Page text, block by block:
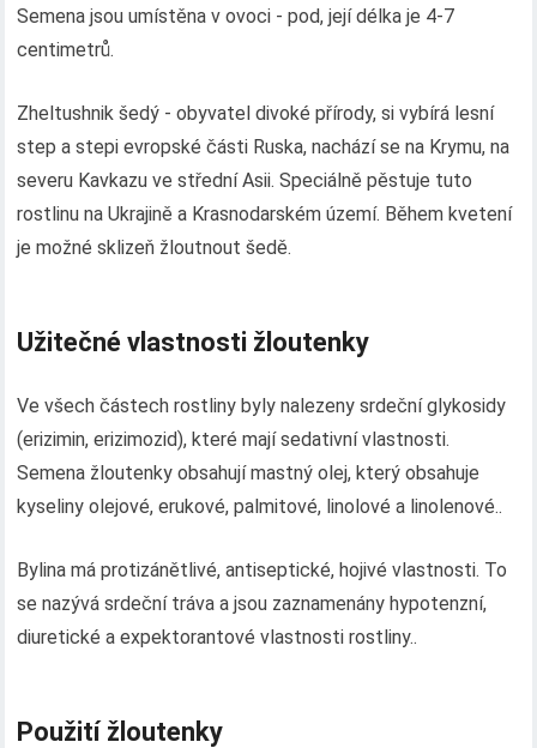
Semena jsou umístěna v ovoci - pod, její délka je 4-7
centimetrů.
Zheltushnik šedý - obyvatel divoké přírody, si vybírá lesní
step a stepi evropské části Ruska, nachází se na Krymu, na
severu Kavkazu ve střední Asii. Speciálně pěstuje tuto
rostlinu na Ukrajině a Krasnodarském území. Během kvetení
je možné sklizeň žloutnout šedě.
Užitečné vlastnosti žloutenky
Ve všech částech rostliny byly nalezeny srdeční glykosidy
(erizimin, erizimozid), které mají sedativní vlastnosti.
Semena žloutenky obsahují mastný olej, který obsahuje
kyseliny olejové, erukové, palmitové, linolové a linolenové..
Bylina má protizánětlivé, antiseptické, hojivé vlastnosti. To
se nazývá srdeční tráva a jsou zaznamenány hypotenzní,
diuretické a expektorantové vlastnosti rostliny..
Použití žloutenky